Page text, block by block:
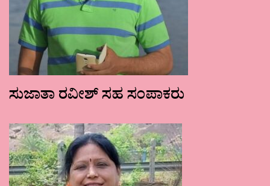
ಸುಜಾತಾ ರವೀಶ್ ಸಹ ಸಂಪಾಕರು